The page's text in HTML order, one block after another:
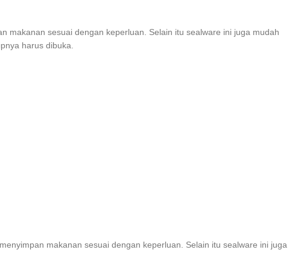
makanan sesuai dengan keperluan. Selain itu sealware ini juga mudah
harus dibuka.
makanan sesuai dengan keperluan. Selain itu sealware ini juga